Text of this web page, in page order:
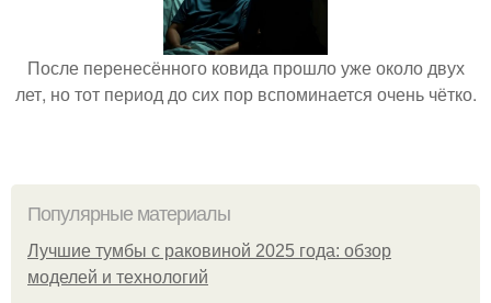
После перенесённого ковида прошло уже около двух
лет, но тот период до сих пор вспоминается очень чётко.
Популярные материалы
Лучшие тумбы с раковиной 2025 года: обзор
моделей и технологий